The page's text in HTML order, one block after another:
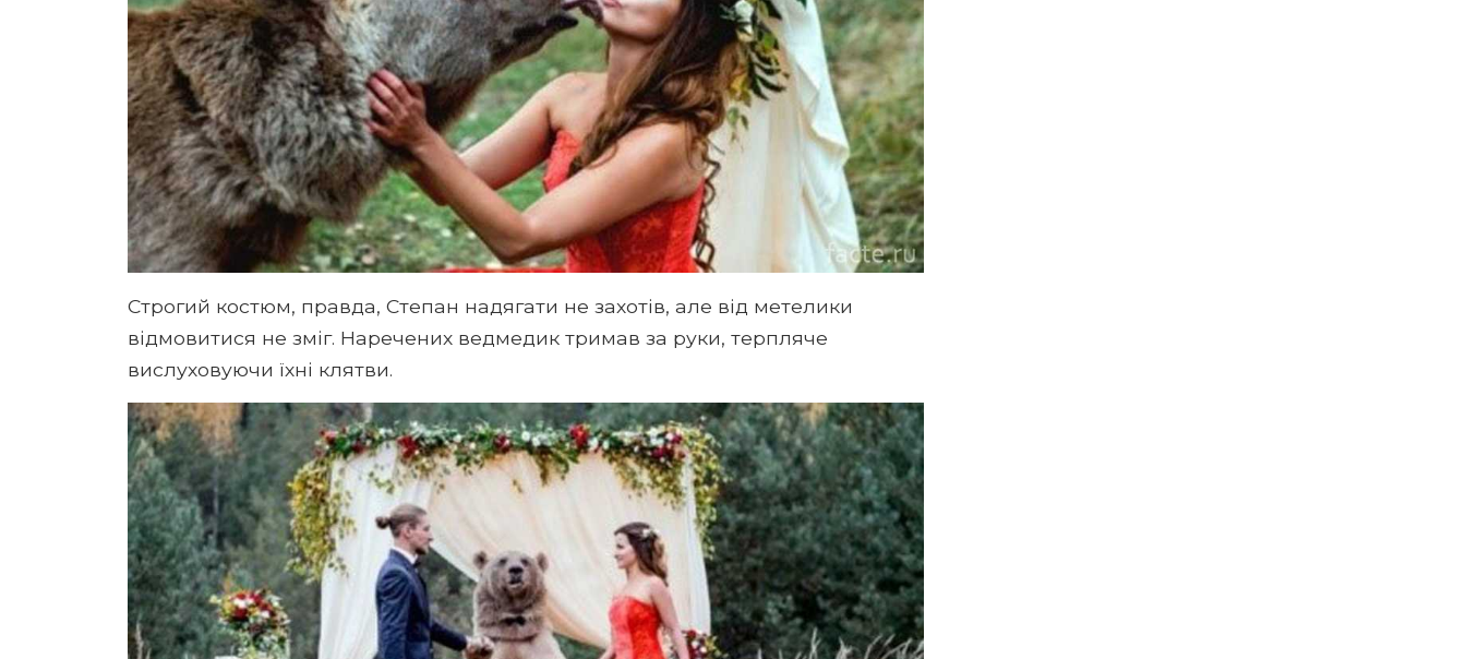
Строгий костюм, правда, Степан надягати не захотів, але від метелики
відмовитися не зміг. Наречених ведмедик тримав за руки, терпляче
вислуховуючи їхні клятви.